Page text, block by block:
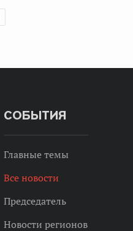
СОБЫТИЯ
Главные темы
Все новости
Председатель
Новости регионов